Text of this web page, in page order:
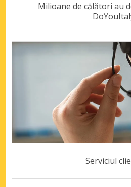
Milioane de călători au
Serviciul